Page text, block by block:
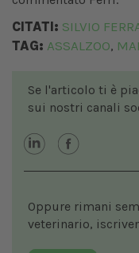
CITATI: SILVIO
TAG: ASSALZOO,
Se l'articolo ti è
sui nostri canali
Oppure rimani
veterinario,